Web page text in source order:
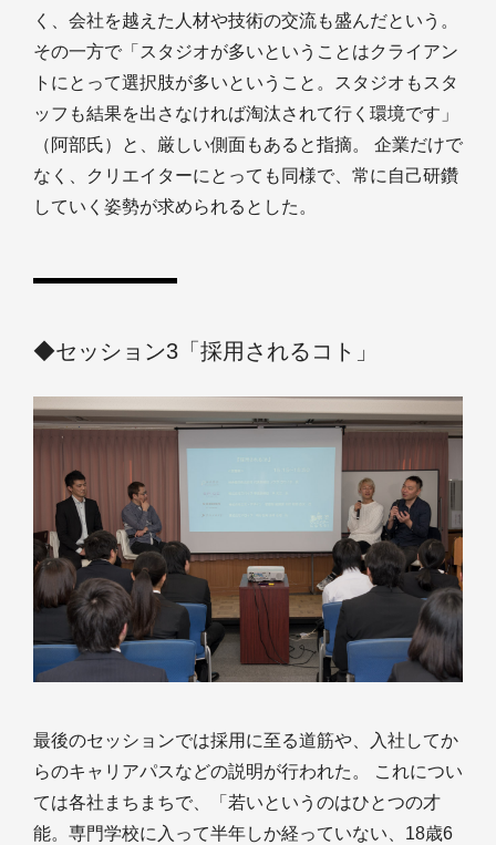
く、会社を越えた人材や技術の交流も盛んだという。
その一方で「スタジオが多いということはクライアン
トにとって選択肢が多いということ。スタジオもスタ
ッフも結果を出さなければ淘汰されて行く環境です」
（阿部氏）と、厳しい側面もあると指摘。 企業だけで
なく、クリエイターにとっても同様で、常に自己研鑽
していく姿勢が求められるとした。
◆セッション3「採用されるコト」
最後のセッションでは採用に至る道筋や、入社してか
らのキャリアパスなどの説明が行われた。 これについ
ては各社まちまちで、「若いというのはひとつの才
能。専門学校に入って半年しか経っていない、18歳6